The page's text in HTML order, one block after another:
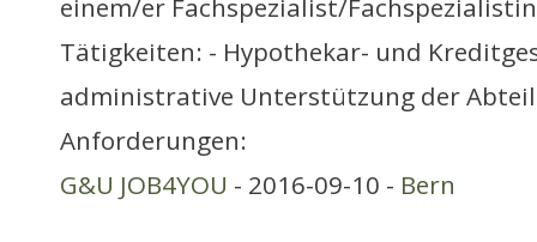
einem/er Fachspezialist/
Tätigkeiten: - Hypothekar- und
administrative Unterstützung der
Anforderungen:
G&U JOB4YOU - 2016-09-10 - Bern